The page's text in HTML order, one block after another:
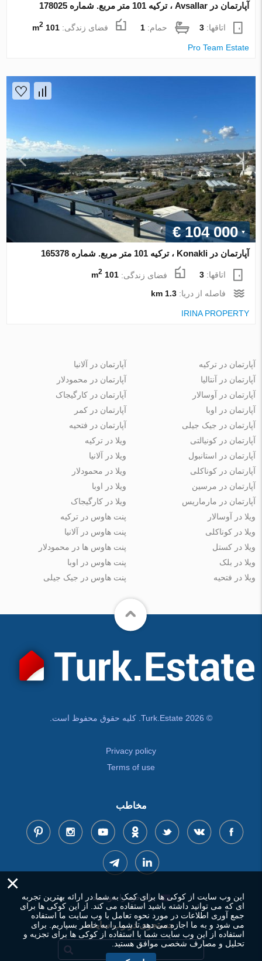
آپارتمان در Avsallar ، ترکیه 101 متر مربع. شماره 178025
اتاقها:3 حمام:1 فضای زندگی:101 m
2
Pro Team Estate
€ 104 000
آپارتمان در Konakli ، ترکیه 101 متر مربع. شماره 165378
اتاقها:3 فضای زندگی:101 m
2
فاصله از دریا:1.3 km
IRINA PROPERTY
آپارتمان در ترکیه
آپارتمان در آنتالیا
آپارتمان در آوسالار
آپارتمان در اوبا
آپارتمان در جیک جیلی
آپارتمان در آلانیا
آپارتمان در محمودلار
آپارتمان در کارگیجاک
آپارتمان در کمر
آپارتمان در فتحیه
آپارتمان در کونیالتی
آپارتمان در استانبول
آپارتمان در کوناکلی
آپارتمان در مرسین
آپارتمان در مارماریس
ویلا در ترکیه
ویلا در آلانیا
ویلا در محمودلار
ویلا در اوبا
ویلا در کارگیجاک
ویلا در آوسالار
ویلا در کوناکلی
ویلا در کستل
ویلا در بلک
ویلا در فتحیه
پنت هاوس در ترکیه
پنت هاوس در آلانیا
پنت هاوس ها در محمودلار
پنت هاوس در اوبا
پنت هاوس در جیک جیلی
© Turk.Estate 2026. کلیه حقوق محفوظ است.
Privacy policy
Terms of use
مخاطب
پیام خود را بنویسید
جستجوی در وب سایت
×
این وب سایت از کوکی ها برای کمک به شما در ارائه بهترین تجربه
ای که می توانید داشته باشید استفاده می کند. از این کوکی ها برای
جمع آوری اطلاعات در مورد نحوه تعامل با وب سایت ما استفاده
می شود و به ما اجازه می دهد تا شما را به خاطر بسپاریم. برای
استفاده از این وب سایت شما با استفاده از کوکی ها برای تجزیه و
تحلیل و مصارف شخصی موافق هستید.